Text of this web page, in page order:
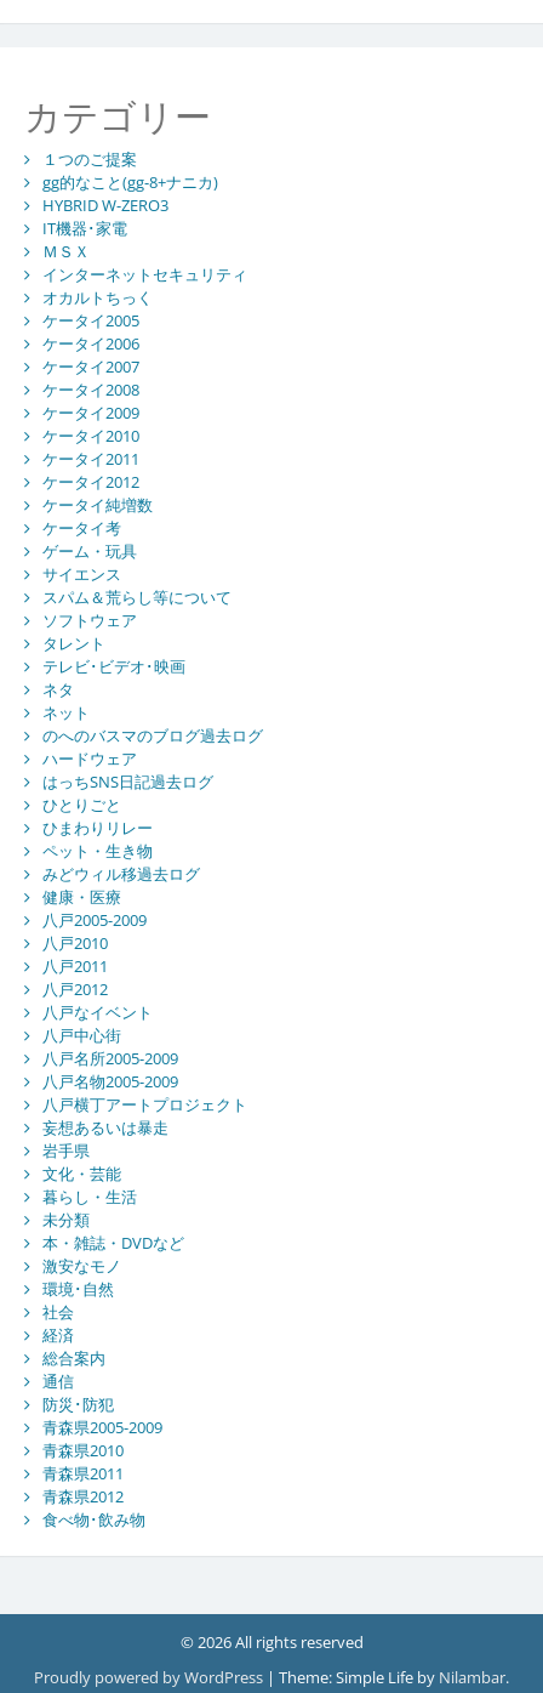
カテゴリー
１つのご提案
gg的なこと(gg-8+ナニカ)
HYBRID W-ZERO3
IT機器･家電
ＭＳＸ
インターネットセキュリティ
オカルトちっく
ケータイ2005
ケータイ2006
ケータイ2007
ケータイ2008
ケータイ2009
ケータイ2010
ケータイ2011
ケータイ2012
ケータイ純増数
ケータイ考
ゲーム・玩具
サイエンス
スパム＆荒らし等について
ソフトウェア
タレント
テレビ･ビデオ･映画
ネタ
ネット
のへのバスマのブログ過去ログ
ハードウェア
はっちSNS日記過去ログ
ひとりごと
ひまわりリレー
ペット・生き物
みどウィル移過去ログ
健康・医療
八戸2005-2009
八戸2010
八戸2011
八戸2012
八戸なイベント
八戸中心街
八戸名所2005-2009
八戸名物2005-2009
八戸横丁アートプロジェクト
妄想あるいは暴走
岩手県
文化・芸能
暮らし・生活
未分類
本・雑誌・DVDなど
激安なモノ
環境･自然
社会
経済
総合案内
通信
防災･防犯
青森県2005-2009
青森県2010
青森県2011
青森県2012
食べ物･飲み物
© 2026 All rights reserved
Proudly powered by WordPress | Theme: Simple Life by Nilambar.